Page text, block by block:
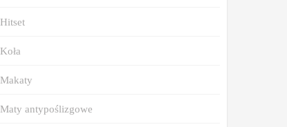
Hitset
Koła
Makaty
Maty antypoślizgowe